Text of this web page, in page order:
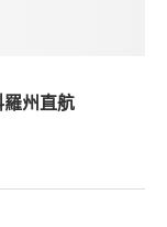
州直航